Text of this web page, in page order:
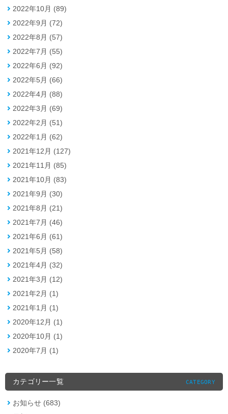
2022年10月 (89)
2022年9月 (72)
2022年8月 (57)
2022年7月 (55)
2022年6月 (92)
2022年5月 (66)
2022年4月 (88)
2022年3月 (69)
2022年2月 (51)
2022年1月 (62)
2021年12月 (127)
2021年11月 (85)
2021年10月 (83)
2021年9月 (30)
2021年8月 (21)
2021年7月 (46)
2021年6月 (61)
2021年5月 (58)
2021年4月 (32)
2021年3月 (12)
2021年2月 (1)
2021年1月 (1)
2020年12月 (1)
2020年10月 (1)
2020年7月 (1)
カテゴリー一覧 CATEGORY
お知らせ (683)